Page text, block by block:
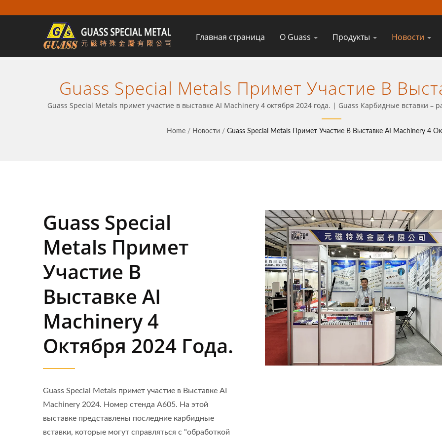
Главная страница О Guass Продукты Новости
Guass Special Metals Примет Участие В
Октября 2024 Года. | Ваш Надежный
Инструментах Для Промышленной
Guass Special Metals примет участие в выставке AI Machinery 4 октября 2024 года. | Guass Карбидные вставки –
ценности
Home / Новости / Guass Special Metals Примет Участие В Выставке AI Machinery 4
Guass Special
Metals Примет
Участие В
Выставке AI
Machinery 4
Октября 2024 Года.
Guass Special Metals примет участие в Выставке AI
Machinery 2024. Номер стенда A605. На этой
выставке представлены последние карбидные
вставки, которые могут справляться с "обработкой
Тип Iscar Для Нарезки
Тип Сверления И